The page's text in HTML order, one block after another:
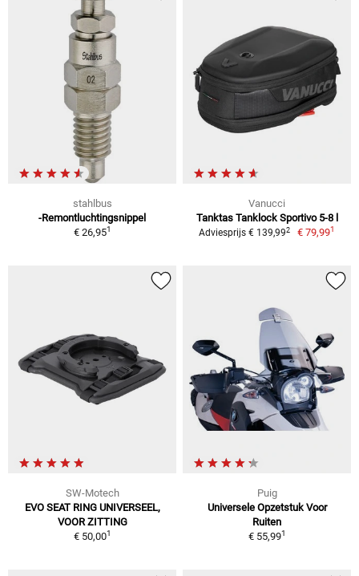
stahlbus
-Remontluchtingsnippel
€ 26,951
Vanucci
Tanktas Tanklock Sportivo 5-8 l
Adviesprijs € 139,992 € 79,991
SW-Motech
EVO SEAT RING UNIVERSEEL,
VOOR ZITTING
€ 50,001
Puig
Universele Opzetstuk Voor
Ruiten
€ 55,991